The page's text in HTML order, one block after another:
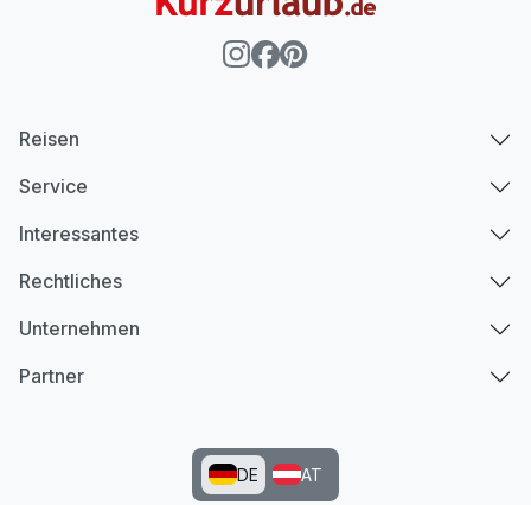
Reisen
Service
Interessantes
Rechtliches
Unternehmen
Partner
DE AT